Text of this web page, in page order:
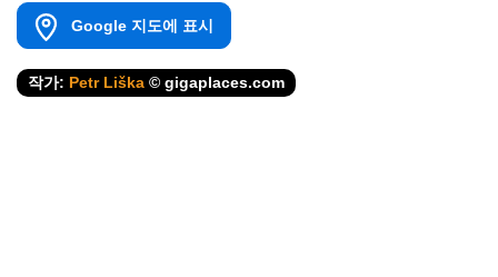
Google 지도에 표시
작가: Petr Liška © gigaplaces.com